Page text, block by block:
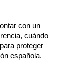
con un
cuándo
proteger
española.